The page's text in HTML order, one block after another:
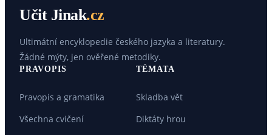
Učit Jinak.cz
Ultimátní encyklopedie českého jazyka a literatury.
Žádné mýty, jen ověřené metodiky.
PRAVOPIS
Pravopis a gramatika
Všechna cvičení
TÉMATA
Skladba vět
Diktáty hrou